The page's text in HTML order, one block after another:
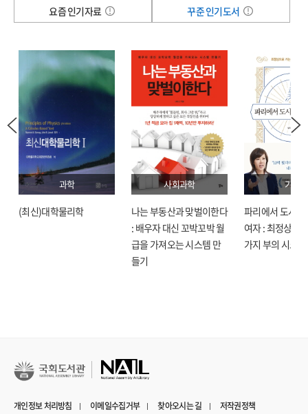
요즘 인기자료
꾸준 인기도서
과학
(최신)대학물리학
사회과학
나는 부동산과 맞벌이한다
: 배우자 대신 꼬박꼬박 월
급을 가져오는 시스템 만
들기
기술
파리에서 도시락
여자 : 최정상으
가지 부의 시크릿
개인정보 처리방침 이메일수집거부 찾아오시는 길 저작권정책